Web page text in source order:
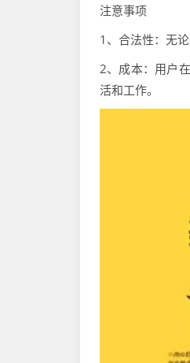
注意事项
1、合法性：无
2、成本：用户
活和工作。